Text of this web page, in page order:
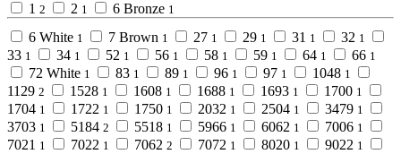
1 2 2 1 6 Bronze 1
6 White 1 7 Brown 1 27 1 29 1 31 1 32 1
33 1 34 1 52 1 56 1 58 1 59 1 64 1 66 1
72 White 1 83 1 89 1 96 1 97 1 1048 1
1129 2 1528 1 1608 1 1688 1 1693 1 1700 1
1704 1 1722 1 1750 1 2032 1 2504 1 3479 1
3703 1 5184 2 5518 1 5966 1 6062 1 7006 1
7021 1 7022 1 7062 2 7072 1 8020 1 9022 1